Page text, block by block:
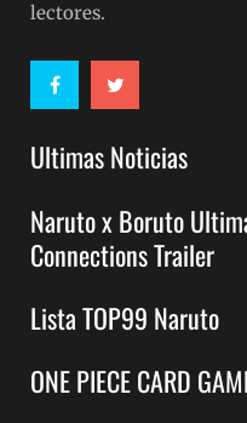
lectores.
Ultimas Noticias
Naruto x Boruto
Connections Trailer
Lista TOP99 Naruto
ONE PIECE CARD